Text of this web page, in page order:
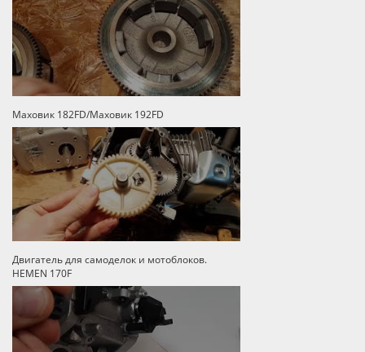
Маховик 182FD/Маховик 192FD
Двигатель для самоделок и мотоблоков.
HEMEN 170F